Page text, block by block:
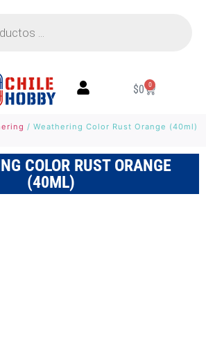
$0 0
/ Weathering Color Rust Orange (40ml)
COLOR RUST ORANGE
(40ML)